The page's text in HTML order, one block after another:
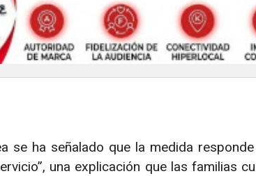
se ha señalado que la medida
una explicación que las familias